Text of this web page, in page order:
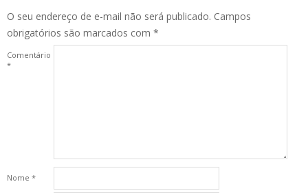
O seu endereço de e-mail não será publicado. Campos
obrigatórios são marcados com *
Comentário
*
Nome *